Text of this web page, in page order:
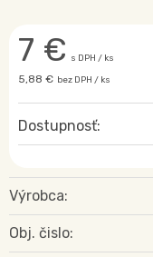
7 € s DPH / ks
5,88 € bez DPH / ks
Dostupnosť:
Výrobca:
Obj. čislo: